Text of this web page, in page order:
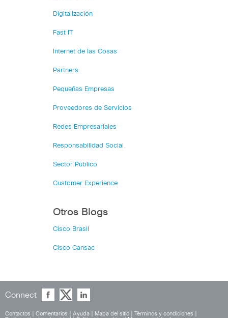
Digitalización
Fast IT
Internet de las Cosas
Partners
Pequeñas Empresas
Proveedores de Servicios
Redes Empresariales
Responsabilidad Social
Sector Público
Customer Experience
Otros Blogs
Cisco Brasil
Cisco Cansac
Connect
Contactos Comentarios Ayuda Mapa del sitio Términos y condiciones